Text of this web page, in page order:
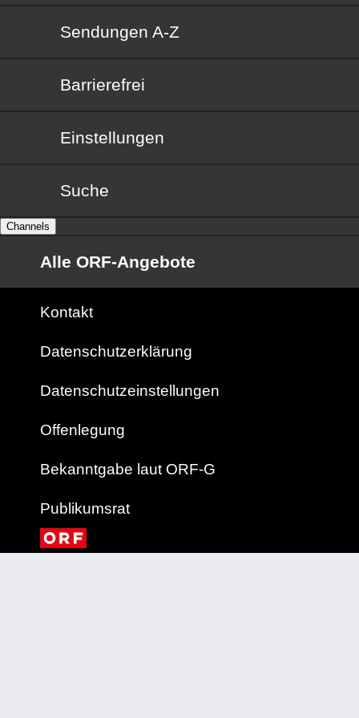
Sendungen von A bis Z
Sendungen A-Z
Barrierefrei
Barrierefrei
Einstellungen
Suche
Channels
Alle ORF-Angebote
Kontakt
Datenschutzerklärung
Datenschutzeinstellungen
Offenlegung
Bekanntgabe laut ORF-G
Publikumsrat